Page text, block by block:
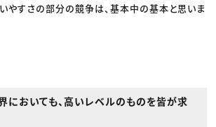
やすさの部分の競争は、基本中の基本と思いま
においても、高いレベルのものを皆が求